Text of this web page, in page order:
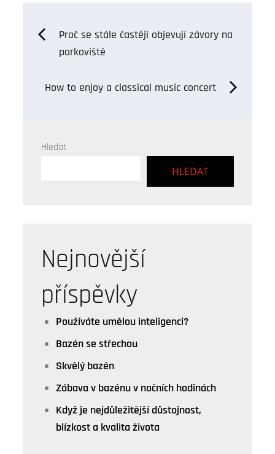
Navigace
Proč se stále častěji objevují závory na
parkoviště
How to enjoy a classical music concert
Hledat
HLEDAT
Nejnovější
příspěvky
Používáte umělou inteligenci?
Bazén se střechou
Skvělý bazén
Zábava v bazénu v nočních hodinách
Když je nejdůležitější důstojnost,
blízkost a kvalita života